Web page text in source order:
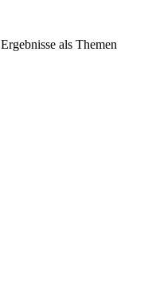
Ergebnisse als Themen